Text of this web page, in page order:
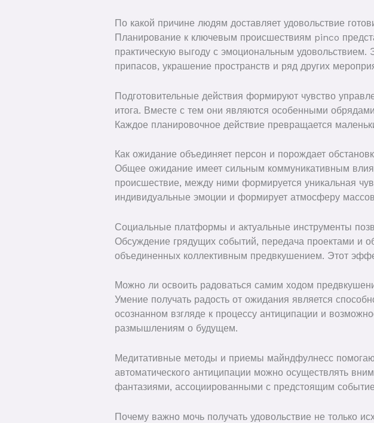
По какой причине людям доставляет удовольствие
Планирование к ключевым происшествиям pinco
практическую выгоду с эмоциональным
припасов, украшение пространств и ряд других
Подготовительные действия формируют чувство
итога. Вместе с тем они являются особенными
Каждое планировочное действие превращается
Как ожидание объединяет персон и порождает
Общее ожидание имеет сильным коммуникативным
происшествие, между ними формируется уникальная
индивидуальные эмоции и формирует атмосферу
Социальные платформы и актуальные инструменты
Обсуждение грядущих событий, передача проектами и
объединенных коллективным предвкушением. Этот
Можно ли освоить радоваться самим ходом
Умение получать радость от ожидания является
осознанном взгляде к процессу антиципации и
размышлениям о будущем.
Медитативные методы и приемы майндфулнесс
автоматического антиципации можно осуществлять
фантазиями, ассоциированными с предстоящим
Почему важно мочь получать удовольствие не только